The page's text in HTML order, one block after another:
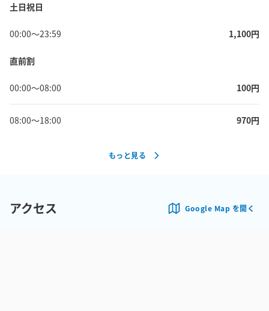
土日祝日
00:00〜23:59 1,100円
直前割
00:00〜08:00 100円
08:00〜18:00 970円
もっと見る
アクセス Google Map を開く